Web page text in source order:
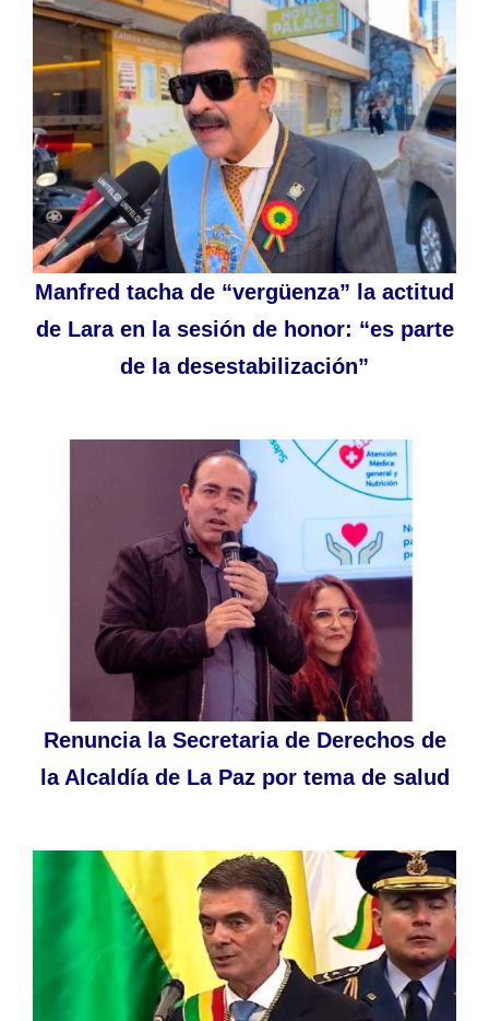
Manfred tacha de “vergüenza” la actitud
de Lara en la sesión de honor: “es parte
de la desestabilización”
Renuncia la Secretaria de Derechos de
la Alcaldía de La Paz por tema de salud